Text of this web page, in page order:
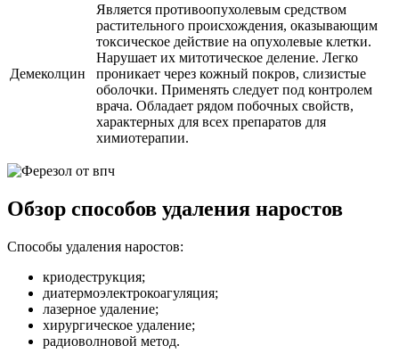
Демеколцин
Является противоопухолевым средством
растительного происхождения, оказывающим
токсическое действие на опухолевые клетки.
Нарушает их митотическое деление. Легко
проникает через кожный покров, слизистые
оболочки. Применять следует под контролем
врача. Обладает рядом побочных свойств,
характерных для всех препаратов для
химиотерапии.
Обзор способов удаления наростов
Способы удаления наростов:
криодеструкция;
диатермоэлектрокоагуляция;
лазерное удаление;
хирургическое удаление;
радиоволновой метод.